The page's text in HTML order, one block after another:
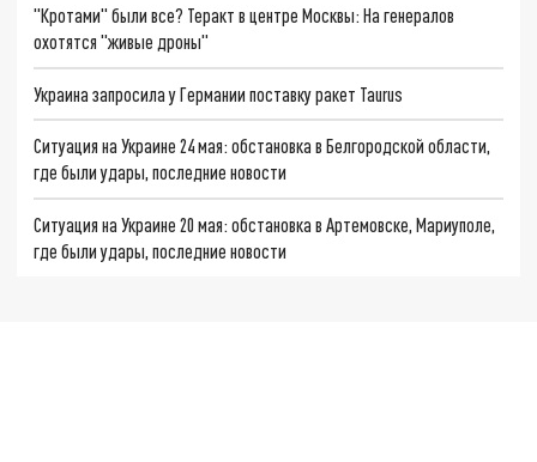
"Кротами" были все? Теракт в центре Москвы: На генералов
охотятся "живые дроны"
Украина запросила у Германии поставку ракет Taurus
Ситуация на Украине 24 мая: обстановка в Белгородской области,
где были удары, последние новости
Ситуация на Украине 20 мая: обстановка в Артемовске, Мариуполе,
где были удары, последние новости